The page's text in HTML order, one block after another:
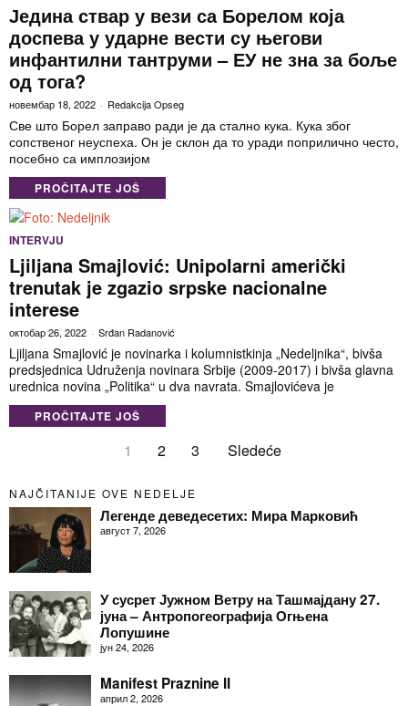
Једина ствар у вези са Борелом која
доспева у ударне вести су његови
инфантилни тантруми – ЕУ не зна за боље
од тога?
новембар 18, 2022 Redakcija Opseg
Све што Борел заправо ради је да стално кука. Кука због
сопственог неуспеха. Он је склон да то уради поприлично често,
посебно са имплозијом
PROČITAJTE JOŠ
INTERVJU
Ljiljana Smajlović: Unipolarni američki
trenutak je zgazio srpske nacionalne
interese
октобар 26, 2022 Srđan Radanović
Ljiljana Smajlović je novinarka i kolumnistkinja „Nedeljnika“, bivša
predsjednica Udruženja novinara Srbije (2009-2017) i bivša glavna
urednica novina „Politika“ u dva navrata. Smajlovićeva je
PROČITAJTE JOŠ
1 2 3 Sledeće
NAJČITANIJE OVE NEDELJE
Легенде деведесетих: Мира Марковић
август 7, 2026
У сусрет Јужном Ветру на Ташмајдану 27.
јуна – Антропогеографија Огњена
Лопушине
јун 24, 2026
Manifest Praznine II
април 2, 2026